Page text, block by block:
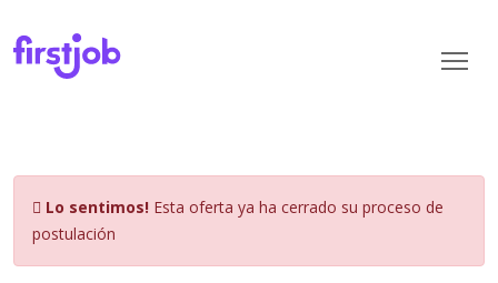
Lo sentimos! Esta oferta ya ha cerrado su proceso de
postulación